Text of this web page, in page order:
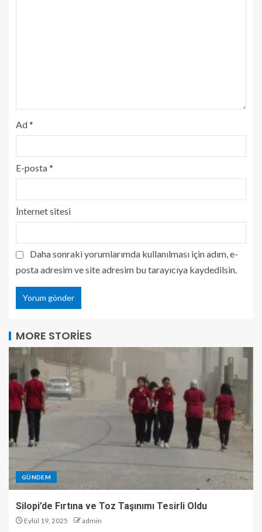
Ad*
E-posta*
İnternet sitesi
Daha sonraki yorumlarımda kullanılması için adım, e-
posta adresim ve site adresim bu tarayıcıya kaydedilsin.
MORE STORIES
GÜNDEM
Silopi’de Fırtına ve Toz Taşınımı Tesirli Oldu
Eylül 19, 2025 admin